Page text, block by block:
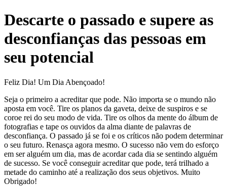
Descarte o passado e supere as
desconfianças das pessoas em
seu potencial
Feliz Dia! Um Dia Abençoado!
Seja o primeiro a acreditar que pode. Não importa se o mundo não
aposta em você. Tire os planos da gaveta, deixe de suspiros e se
coroe rei do seu modo de vida. Tire os olhos da mente do álbum de
fotografias e tape os ouvidos da alma diante de palavras de
desconfiança. O passado já se foi e os críticos não podem determinar
o seu futuro. Renasça agora mesmo. O sucesso não vem do esforço
em ser alguém um dia, mas de acordar cada dia se sentindo alguém
de sucesso. Se você conseguir acreditar que pode, terá trilhado a
metade do caminho até a realização dos seus objetivos. Muito
Obrigado!